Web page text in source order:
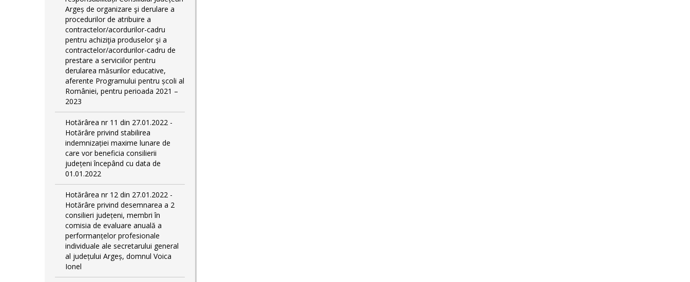
Argeș de organizare şi derulare a
procedurilor de atribuire a
contractelor/acordurilor-cadru
pentru achiziţia produselor şi a
contractelor/acordurilor-cadru de
prestare a serviciilor pentru
derularea măsurilor educative,
aferente Programului pentru școli al
României, pentru perioada 2021 –
2023
Hotărârea nr 11 din 27.01.2022 -
Hotărâre privind stabilirea
indemnizației maxime lunare de
care vor beneficia consilierii
județeni începând cu data de
01.01.2022
Hotărârea nr 12 din 27.01.2022 -
Hotărâre privind desemnarea a 2
consilieri județeni, membri în
comisia de evaluare anuală a
performanțelor profesionale
individuale ale secretarului general
al județului Argeș, domnul Voica
Ionel